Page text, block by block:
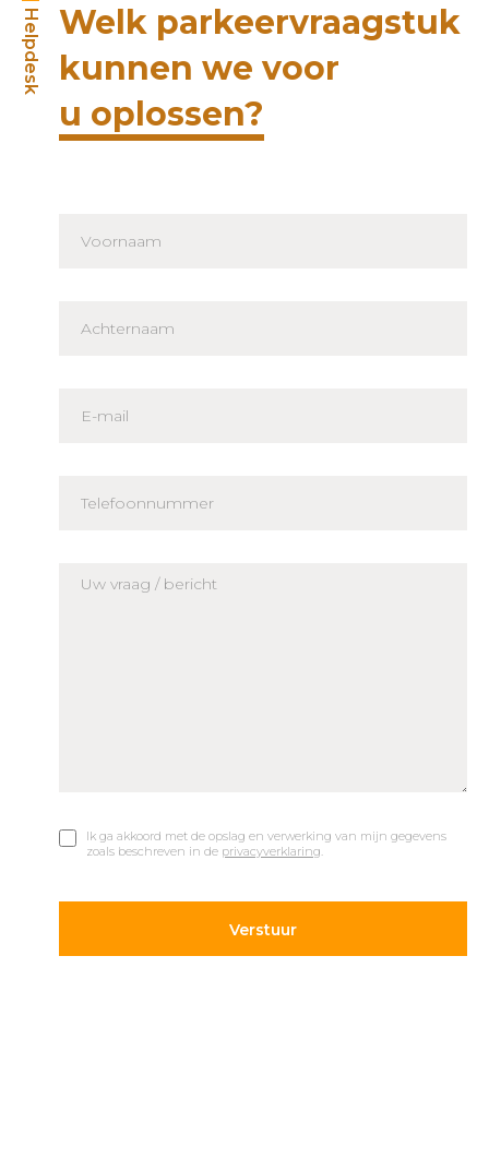
Helpdesk Welk parkeervraagstuk
kunnen we voor
u oplossen?
Ik ga akkoord met de opslag en verwerking van mijn gegevens
zoals beschreven in de privacyverklaring.